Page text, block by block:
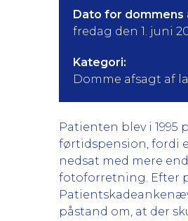
Dato for dommens
fredag den 1. juni
Kategori:
Domme afsagt af
Patienten blev i
førtidspension, fordi
nedsat med mere
fotoforretning. Efter
påstand om, at der